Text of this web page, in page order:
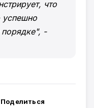
что
успешно
порядке", -
Поделиться